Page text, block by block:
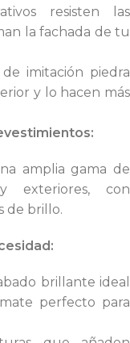
resisten las
la fachada de tu
de imitación piedra
y lo hacen más
amplia gama de
exteriores, con
de brillo.
brillante ideal
perfecto para